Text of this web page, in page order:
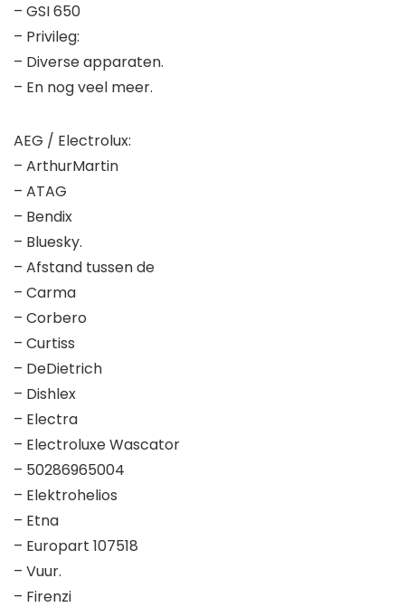
– GSI 650
– Privileg:
– Diverse apparaten.
– En nog veel meer.
AEG / Electrolux:
– ArthurMartin
– ATAG
– Bendix
– Bluesky.
– Afstand tussen de
– Carma
– Corbero
– Curtiss
– DeDietrich
– Dishlex
– Electra
– Electroluxe Wascator
– 50286965004
– Elektrohelios
– Etna
– Europart 107518
– Vuur.
– Firenzi